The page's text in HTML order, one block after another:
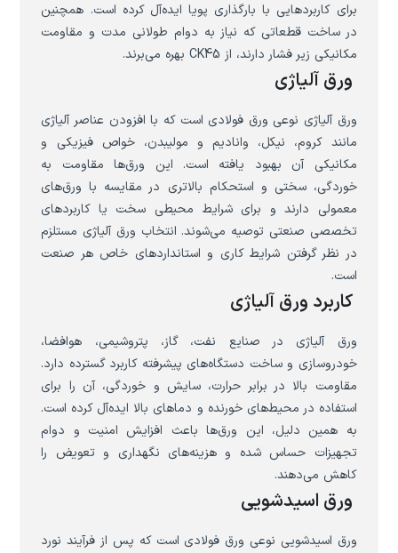
برای کاربردهایی با بارگذاری پویا ایده‌آل کرده است. همچنین
در ساخت قطعاتی که نیاز به دوام طولانی مدت و مقاومت
مکانیکی زیر فشار دارند، از CK45 بهره می‌برند.
ورق آلیاژی
ورق آلیاژی نوعی ورق فولادی است که با افزودن عناصر آلیاژی
مانند کروم، نیکل، وانادیم و مولیبدن، خواص فیزیکی و
مکانیکی آن بهبود یافته است. این ورق‌ها مقاومت به
خوردگی، سختی و استحکام بالاتری در مقایسه با ورق‌های
معمولی دارند و برای شرایط محیطی سخت یا کاربردهای
تخصصی صنعتی توصیه می‌شوند. انتخاب ورق آلیاژی مستلزم
در نظر گرفتن شرایط کاری و استانداردهای خاص هر صنعت
است.
کاربرد ورق آلیاژی
ورق آلیاژی در صنایع نفت، گاز، پتروشیمی، هوافضا،
خودروسازی و ساخت دستگاه‌های پیشرفته کاربرد گسترده دارد.
مقاومت بالا در برابر حرارت، سایش و خوردگی، آن را برای
استفاده در محیط‌های خورنده و دماهای بالا ایده‌آل کرده است.
به همین دلیل، این ورق‌ها باعث افزایش امنیت و دوام
تجهیزات حساس شده و هزینه‌های نگهداری و تعویض را
کاهش می‌دهند.
ورق اسیدشویی
ورق اسیدشویی نوعی ورق فولادی است که پس از فرآیند نورد